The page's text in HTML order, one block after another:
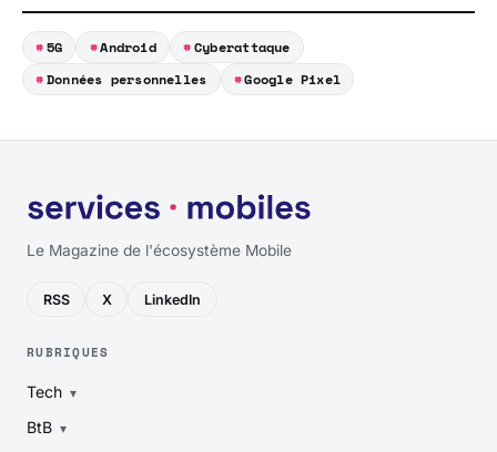
5G Android
Cyberattaque
Données personnelles
Google Pixel
Le Magazine de l'écosystème Mobile
RSS X LinkedIn
RUBRIQUES
Tech
BtB